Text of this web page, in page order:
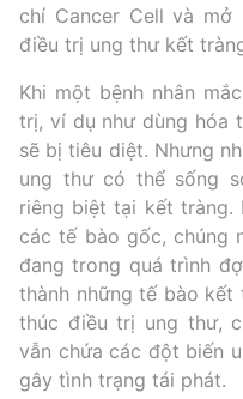
chí Cancer Cell và
điều trị ung thư kết
Khi một bệnh nhân
trị, ví dụ như dùng hóa
sẽ bị tiêu diệt. Nhưng
ung thư có thể sống
riêng biệt tại kết tràng.
các tế bào gốc, chúng
đang trong quá trình
thành những tế bào kết
thúc điều trị ung thư,
vẫn chứa các đột biến
gây tình trạng tái phát.